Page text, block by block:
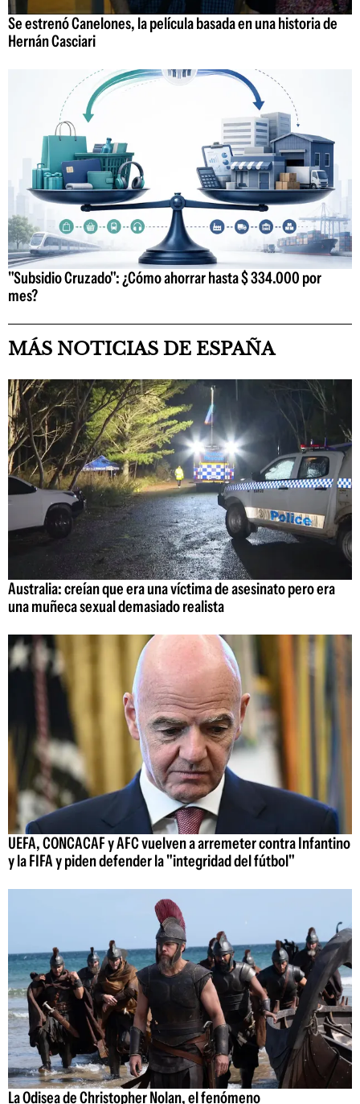
Se estrenó Canelones, la película basada en una historia de
Hernán Casciari
"Subsidio Cruzado": ¿Cómo ahorrar hasta $ 334.000 por
mes?
MÁS NOTICIAS DE ESPAÑA
Australia: creían que era una víctima de asesinato pero era
una muñeca sexual demasiado realista
UEFA, CONCACAF y AFC vuelven a arremeter contra Infantino
y la FIFA y piden defender la "integridad del fútbol"
La Odisea de Christopher Nolan, el fenómeno